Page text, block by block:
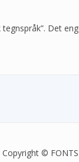
Det
Copyright ©